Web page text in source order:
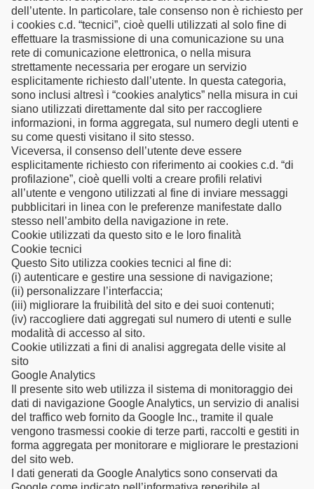
dell’utente. In particolare, tale consenso non è richiesto per
i cookies c.d. “tecnici”, cioè quelli utilizzati al solo fine di
effettuare la trasmissione di una comunicazione su una
rete di comunicazione elettronica, o nella misura
strettamente necessaria per erogare un servizio
esplicitamente richiesto dall’utente. In questa categoria,
sono inclusi altresì i “cookies analytics” nella misura in cui
siano utilizzati direttamente dal sito per raccogliere
informazioni, in forma aggregata, sul numero degli utenti e
su come questi visitano il sito stesso.
Viceversa, il consenso dell’utente deve essere
esplicitamente richiesto con riferimento ai cookies c.d. “di
profilazione”, cioè quelli volti a creare profili relativi
all’utente e vengono utilizzati al fine di inviare messaggi
pubblicitari in linea con le preferenze manifestate dallo
stesso nell’ambito della navigazione in rete.
Cookie utilizzati da questo sito e le loro finalità
Cookie tecnici
Questo Sito utilizza cookies tecnici al fine di:
(i) autenticare e gestire una sessione di navigazione;
(ii) personalizzare l’interfaccia;
(iii) migliorare la fruibilità del sito e dei suoi contenuti;
(iv) raccogliere dati aggregati sul numero di utenti e sulle
modalità di accesso al sito.
Cookie utilizzati a fini di analisi aggregata delle visite al
sito
Google Analytics
Il presente sito web utilizza il sistema di monitoraggio dei
dati di navigazione Google Analytics, un servizio di analisi
del traffico web fornito da Google Inc., tramite il quale
vengono trasmessi cookie di terze parti, raccolti e gestiti in
forma aggregata per monitorare e migliorare le prestazioni
del sito web.
I dati generati da Google Analytics sono conservati da